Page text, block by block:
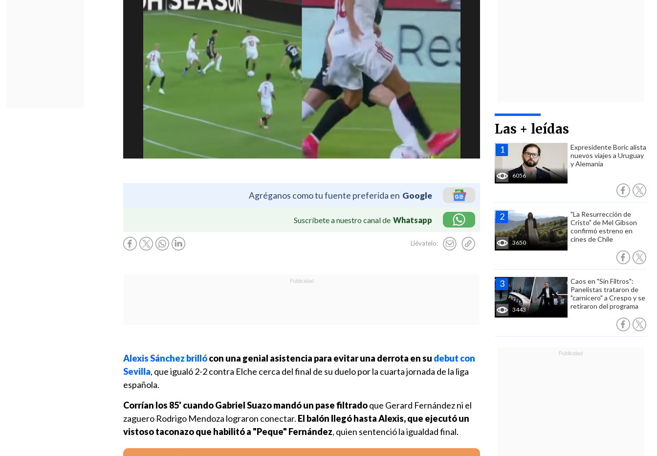
Agréganos como tu fuente preferida en Google
Suscríbete a nuestro canal de Whatsapp
Llévatelo:
Las + leídas
6056
Expresidente Boric alista
nuevos viajes a Uruguay
y Alemania
3650
"La Resurrección de
Cristo" de Mel Gibson
confirmó estreno en
cines de Chile
3443
Caos en "Sin Filtros":
Panelistas trataron de
"carnicero" a Crespo y se
retiraron del programa
Alexis Sánchez brillócon una genial asistencia para evitar una derrota en su debut con
Sevilla, que igualó 2-2 contra Elche cerca del final de su duelo por la cuarta jornada de la liga
española.
Corrían los 85' cuando Gabriel Suazo mandó un pase filtradoque Gerard Fernández ni el
zaguero Rodrigo Mendoza lograron conectar. El balón llegó hasta Alexis, que ejecutó un
vistoso taconazo que habilitó a "Peque" Fernández, quien sentenció la igualdad final.